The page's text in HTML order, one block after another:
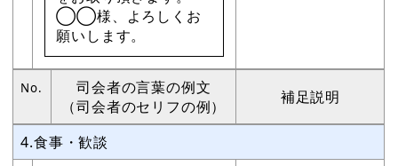
◯◯様、よろしくお
願いします。
No.
司会者の言葉の例文
（司会者のセリフの例）
補足説明
4.食事・歓談